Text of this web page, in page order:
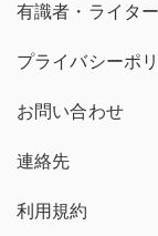
有識者・ライタ
プライバシーポ
お問い合わせ
連絡先
利用規約